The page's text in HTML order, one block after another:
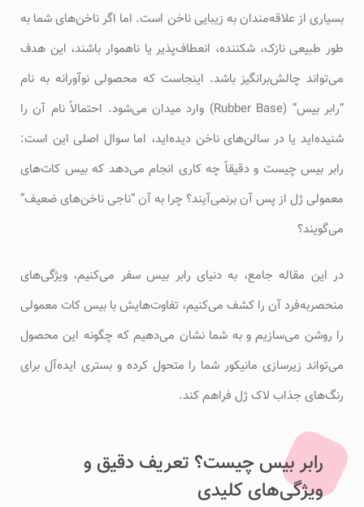
بسیاری از علاقه‌مندان به زیبایی ناخن است. اما اگر ناخن‌های شما به
طور طبیعی نازک، شکننده، انعطاف‌پذیر یا ناهموار باشند، این هدف
می‌تواند چالش‌برانگیز باشد. اینجاست که محصولی نوآورانه به نام
“رابر بیس” (Rubber Base) وارد میدان می‌شود. احتمالاً نام آن را
شنیده‌اید یا در سالن‌های ناخن دیده‌اید، اما سوال اصلی این است:
رابر بیس چیست و دقیقاً چه کاری انجام می‌دهد که بیس کات‌های
معمولی ژل از پس آن برنمی‌آیند؟ چرا به آن “ناجی ناخن‌های ضعیف”
می‌گویند؟
در این مقاله جامع، به دنیای رابر بیس سفر می‌کنیم، ویژگی‌های
منحصربه‌فرد آن را کشف می‌کنیم، تفاوت‌هایش با بیس کات معمولی
را روشن می‌سازیم و به شما نشان می‌دهیم که چگونه این محصول
می‌تواند زیرسازی مانیکور شما را متحول کرده و بستری ایده‌آل برای
رنگ‌های جذاب لاک ژل فراهم کند.
رابر بیس چیست؟ تعریف دقیق و
ویژگی‌های کلیدی